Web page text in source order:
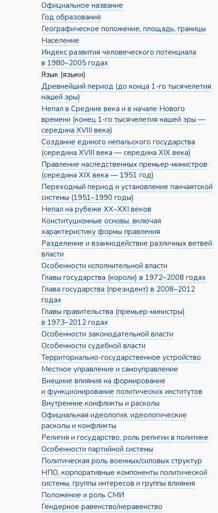
Официальное название
Год образования
Географическое положение, площадь, границы
Население
Индекс развития человеческого потенциала
в 1980–2005 годах
Язык (языки)
Древнейший период (до конца 1-го тысячелетия
нашей эры)
Непал в Средние века и в начале Нового
времени (конец 1-го тысячелетия нашей эры —
середина XVIII века)
Создание единого непальского государства
(середина XVIII века — середина XIX века)
Правление наследственных премьер-министров
(середина XIX века — 1951 год)
Переходный период и установление панчаятской
системы (1951–1990 годы)
Непал на рубеже XX–XXI веков
Конституционные основы, включая
характеристику формы правления
Разделение и взаимодействие различных ветвей
власти
Особенности исполнительной власти
Главы государства (короли) в 1972–2008 годах
Глава государства (президент) в 2008–2012
годах
Главы правительства (премьер-министры)
в 1973–2012 годах
Особенности законодательной власти
Особенности судебной власти
Территориально-государственное устройство
Местное управление и самоуправление
Внешние влияния на формирование
и функционирование политических институтов
Внутренние конфликты и расколы
Официальная идеология, идеологические
расколы и конфликты
Религия и государство, роль религии в политике
Особенности партийной системы
Политическая роль военных/силовых структур
НПО, корпоративные компоненты политической
системы, группы интересов и группы влияния
Положение и роль СМИ
Гендерное равенство/неравенство